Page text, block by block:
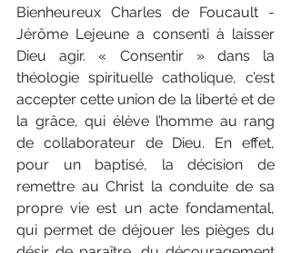
Bienheureux Charles de Foucault -
Jérôme Lejeune a consenti à laisser
Dieu agir. « Consentir » dans la
théologie spirituelle catholique, c’est
accepter cette union de la liberté et de
la grâce, qui élève l’homme au rang
de collaborateur de Dieu. En effet,
pour un baptisé, la décision de
remettre au Christ la conduite de sa
propre vie est un acte fondamental,
qui permet de déjouer les pièges du